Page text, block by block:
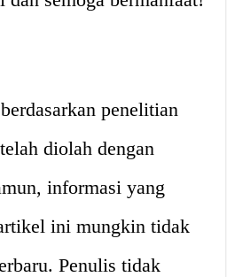
penelitian
diolah dengan
informasi yang
ini mungkin tidak
Penulis tidak